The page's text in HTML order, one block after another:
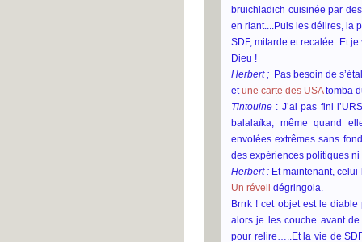
bruichladich cuisinée par
en riant....Puis les délires, la
SDF, mitarde et recalée. Et
Dieu !
Herbert ; Pas besoin de
etune carte des USAtomba
Tintouine : J’ai pas fini
balalaïka, même quand
envolées extrêmes sans
des expériences politiques
Herbert : Et maintenant,
Un réveil dégringola.
Brrrk ! cet objet est le
alors je les couche avant
pour relire…..Et la vie de